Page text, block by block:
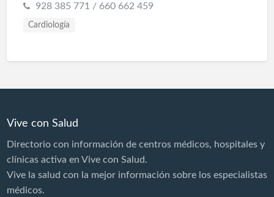
928 385 771 / 660 662 459
Cardiología
Vive con Salud
Directorio con información de centros médicos, hospitales y
clínicas activa en Vive con Salud.
Vive la salud con la mejor información sobre los especialistas
médicos.